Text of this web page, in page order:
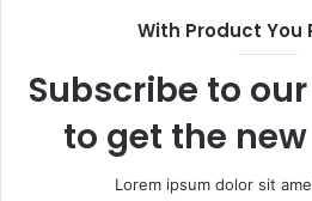
With Product You
Subscribe to
to get the
Lorem ipsum dolor sit